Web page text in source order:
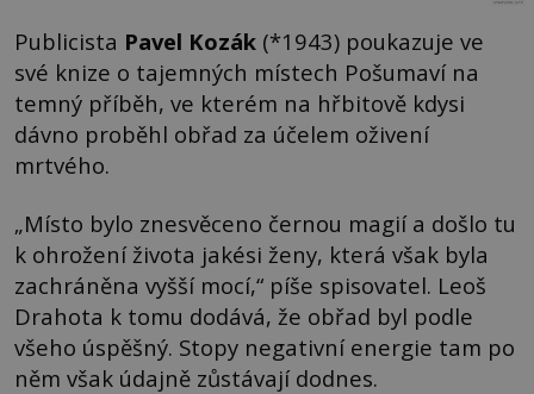
Publicista Pavel Kozák (*1943) poukazuje ve
své knize o tajemných místech Pošumaví na
temný příběh, ve kterém na hřbitově kdysi
dávno proběhl obřad za účelem oživení
mrtvého.
„Místo bylo znesvěceno černou magií a došlo tu
k ohrožení života jakési ženy, která však byla
zachráněna vyšší mocí,“ píše spisovatel. Leoš
Drahota k tomu dodává, že obřad byl podle
všeho úspěšný. Stopy negativní energie tam po
něm však údajně zůstávají dodnes.